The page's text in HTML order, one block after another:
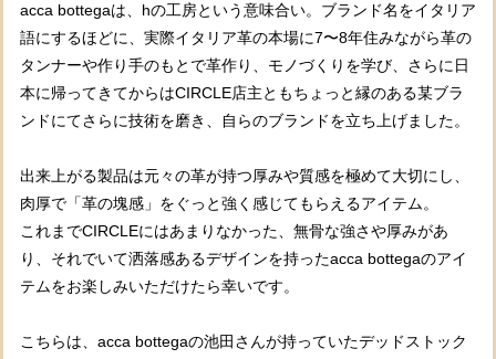
acca bottegaは、hの工房という意味合い。ブランド名をイタリア
語にするほどに、実際イタリア革の本場に7〜8年住みながら革の
タンナーや作り手のもとで革作り、モノづくりを学び、さらに日
本に帰ってきてからはCIRCLE店主ともちょっと縁のある某ブラ
ンドにてさらに技術を磨き、自らのブランドを立ち上げました。
出来上がる製品は元々の革が持つ厚みや質感を極めて大切にし、
肉厚で「革の塊感」をぐっと強く感じてもらえるアイテム。
これまでCIRCLEにはあまりなかった、無骨な強さや厚みがあ
り、それでいて洒落感あるデザインを持ったacca bottegaのアイ
テムをお楽しみいただけたら幸いです。
こちらは、acca bottegaの池田さんが持っていたデッドストック